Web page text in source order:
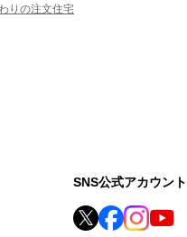
りの注文住宅
SNS公式アカウント